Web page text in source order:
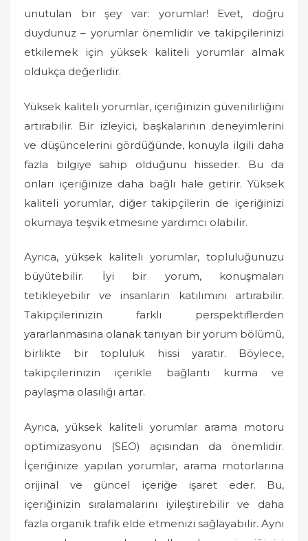
unutulan bir şey var: yorumlar! Evet, doğru
duydunuz – yorumlar önemlidir ve takipçilerinizi
etkilemek için yüksek kaliteli yorumlar almak
oldukça değerlidir.
Yüksek kaliteli yorumlar, içeriğinizin güvenilirliğini
artırabilir. Bir izleyici, başkalarının deneyimlerini
ve düşüncelerini gördüğünde, konuyla ilgili daha
fazla bilgiye sahip olduğunu hisseder. Bu da
onları içeriğinize daha bağlı hale getirir. Yüksek
kaliteli yorumlar, diğer takipçilerin de içeriğinizi
okumaya teşvik etmesine yardımcı olabilir.
Ayrıca, yüksek kaliteli yorumlar, topluluğunuzu
büyütebilir. İyi bir yorum, konuşmaları
tetikleyebilir ve insanların katılımını artırabilir.
Takipçilerinizin farklı perspektiflerden
yararlanmasına olanak tanıyan bir yorum bölümü,
birlikte bir topluluk hissi yaratır. Böylece,
takipçilerinizin içerikle bağlantı kurma ve
paylaşma olasılığı artar.
Ayrıca, yüksek kaliteli yorumlar arama motoru
optimizasyonu (SEO) açısından da önemlidir.
İçeriğinize yapılan yorumlar, arama motorlarına
orijinal ve güncel içeriğe işaret eder. Bu,
içeriğinizin sıralamalarını iyileştirebilir ve daha
fazla organik trafik elde etmenizi sağlayabilir. Aynı